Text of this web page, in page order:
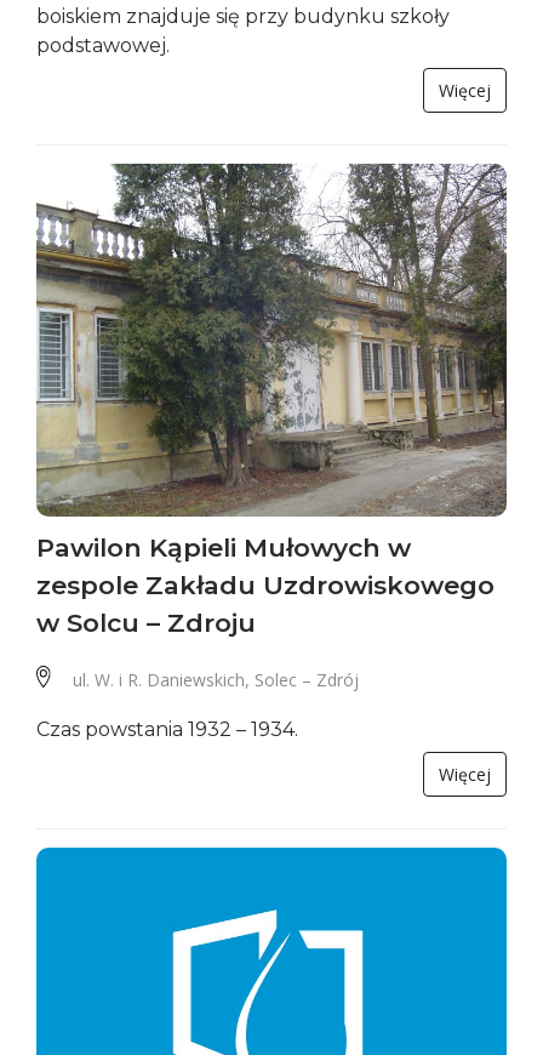
boiskiem znajduje się przy budynku szkoły
podstawowej.
Więcej
Pawilon Kąpieli Mułowych w
zespole Zakładu Uzdrowiskowego
w Solcu – Zdroju
ul. W. i R. Daniewskich, Solec – Zdrój
Czas powstania 1932 – 1934.
Więcej